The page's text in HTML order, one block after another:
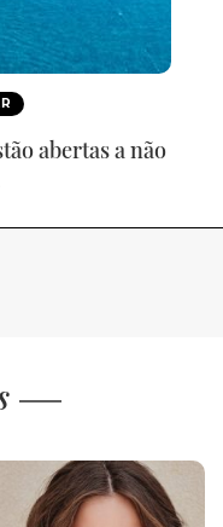
abertas a não